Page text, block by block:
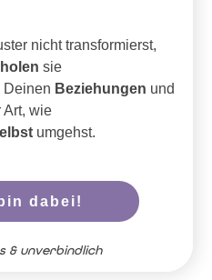
nicht transformierst,
sie
Deinen Beziehungen und
Art, wie
umgehst.
dabei!
& unverbindlich